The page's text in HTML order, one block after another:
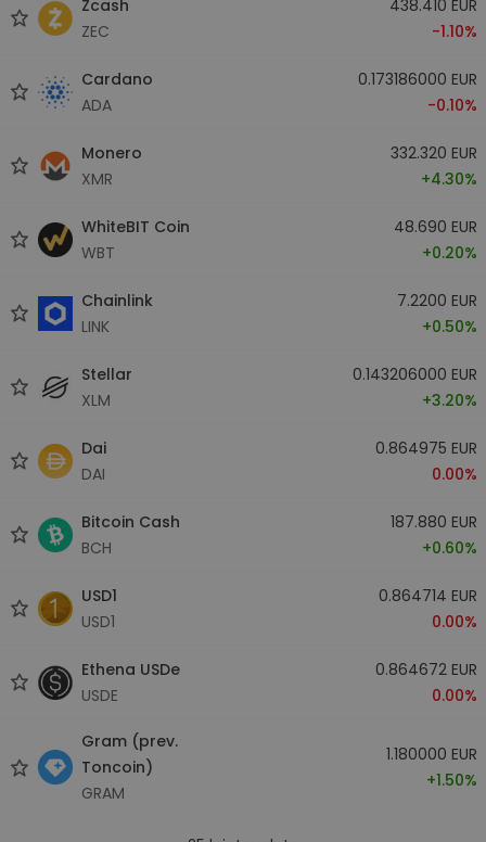
Zcash
ZEC
438.410 EUR
-1.10%
Cardano
ADA
0.173186000 EUR
-0.10%
Monero
XMR
332.320 EUR
+4.30%
WhiteBIT Coin
WBT
48.690 EUR
+0.20%
Chainlink
LINK
7.2200 EUR
+0.50%
Stellar
XLM
0.143206000 EUR
+3.20%
Dai
DAI
0.864975 EUR
0.00%
Bitcoin Cash
BCH
187.880 EUR
+0.60%
USD1
USD1
0.864714 EUR
0.00%
Ethena USDe
USDE
0.864672 EUR
0.00%
Gram (prev.
Toncoin)
GRAM
1.180000 EUR
+1.50%